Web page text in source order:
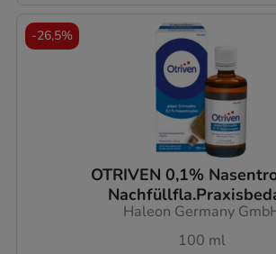
OTRIVEN 0,1%
Haleon Germany
100 ml
-26,5%